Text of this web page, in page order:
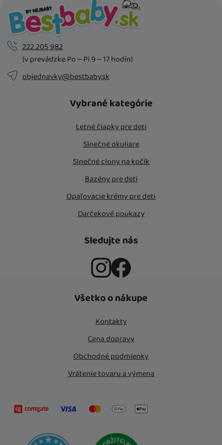
222 205 982
(v prevádzke Po – Pi 9 – 17 hodín)
objednavky@bestbaby.sk
Vybrané kategórie
Letné čiapky pre deti
Slnečné okuliare
Slnečné clony na kočík
Bazény pre deti
Opaľovacie krémy pre deti
Darčekové poukazy
Sledujte nás
Všetko o nákupe
Kontakty
Cena dopravy
Obchodné podmienky
Vrátenie tovaru a výmena